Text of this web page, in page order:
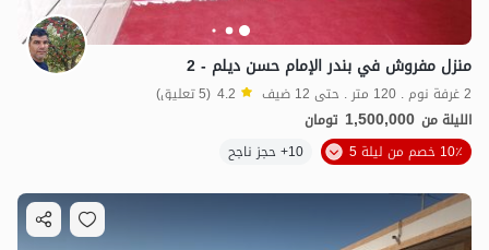
1.5مليون ت 4.2
منزل مفروش في بندر الإمام حسن ديلم - 2
2 غرفة نوم . 120 متر . حتى 12 ضيف 4.2 (5 تعليق)
الليلة من 1,500,000 تومان
10٪ خصم من ليلة 5
10+ حجز ناجح